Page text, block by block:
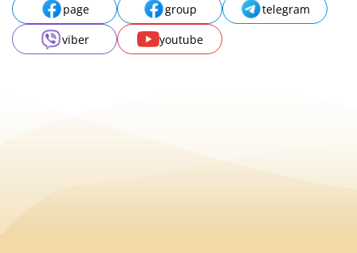
page group
telegram
viber
youtube